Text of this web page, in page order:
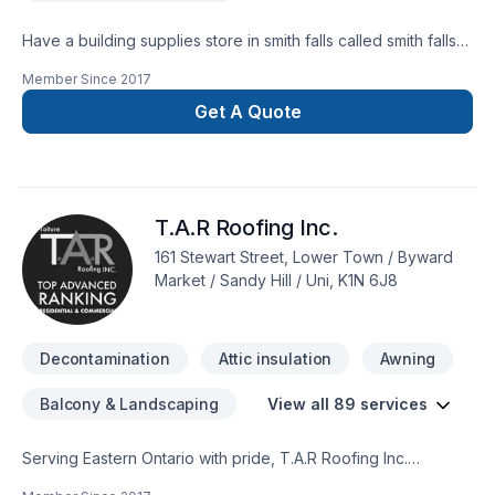
Have a building supplies store in smith falls called smith falls
17 years we do kitchens bathrooms all types of flooring as
well trim and doors. Painting basements and more decks
fence siding you name it will probably do it
Member Since 2017
Get A Quote
T.A.R Roofing Inc.
161 Stewart Street, Lower Town / Byward
Market / Sandy Hill / Uni, K1N 6J8
Decontamination Attic insulation Awning
Balcony & Landscaping View all 89 services
Serving Eastern Ontario with pride, T.A.R Roofing Inc.